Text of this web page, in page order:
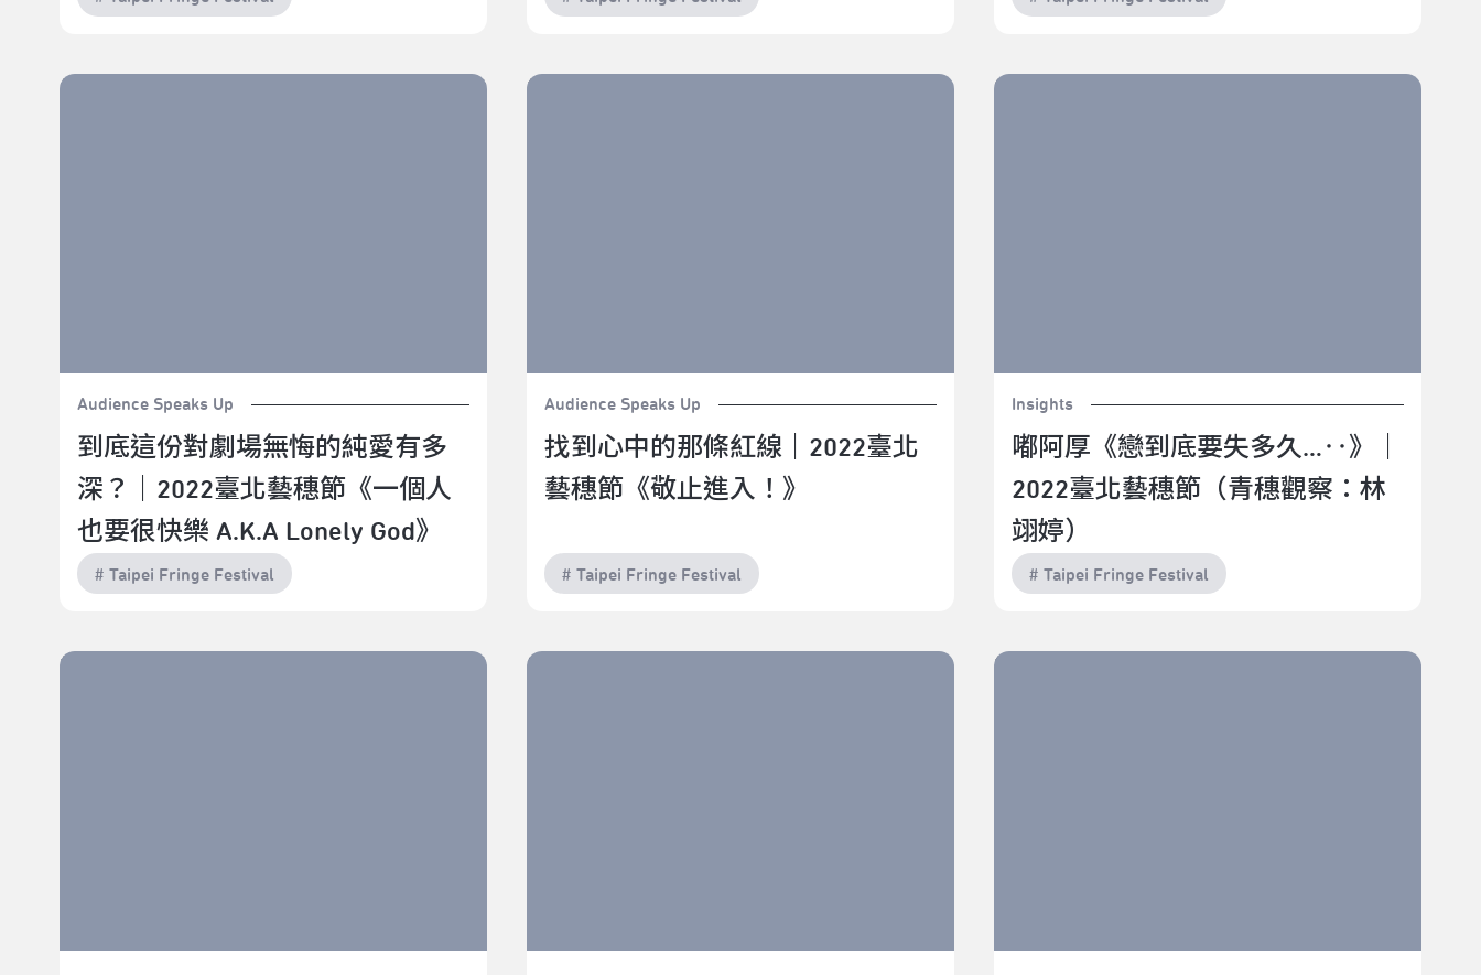
到底這份對劇場無悔的純愛有多深？｜2022臺北藝穗節
Audience Speaks Up
到底這份對劇場無悔的純愛有多
深？｜2022臺北藝穗節《一個人
也要很快樂 A.K.A Lonely God》
# Taipei Fringe Festival
找到心中的那條紅線｜2022臺北藝穗節《敬止進入！》
Audience Speaks Up
找到心中的那條紅線｜2022臺北
藝穗節《敬止進入！》
# Taipei Fringe Festival
嘟阿厚《戀到底要失多久…‥》｜2022臺北藝穗節（青
Insights
嘟阿厚《戀到底要失多久…‥》｜
2022臺北藝穗節（青穗觀察：林
翊婷）
# Taipei Fringe Festival
格桑製作《阿嬤的衣服 / 遺物計劃》｜2022臺北藝穗節
鄰G對ㄅ起《老派的自處練習》｜2022臺北藝穗節（駐
她們似乎總是能在累的時候再去尋找新的樂子，啟動、